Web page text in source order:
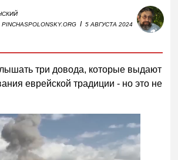
I 5 АВГУСТА 2024
три довода, которые выдают
еврейской традиции - но это не